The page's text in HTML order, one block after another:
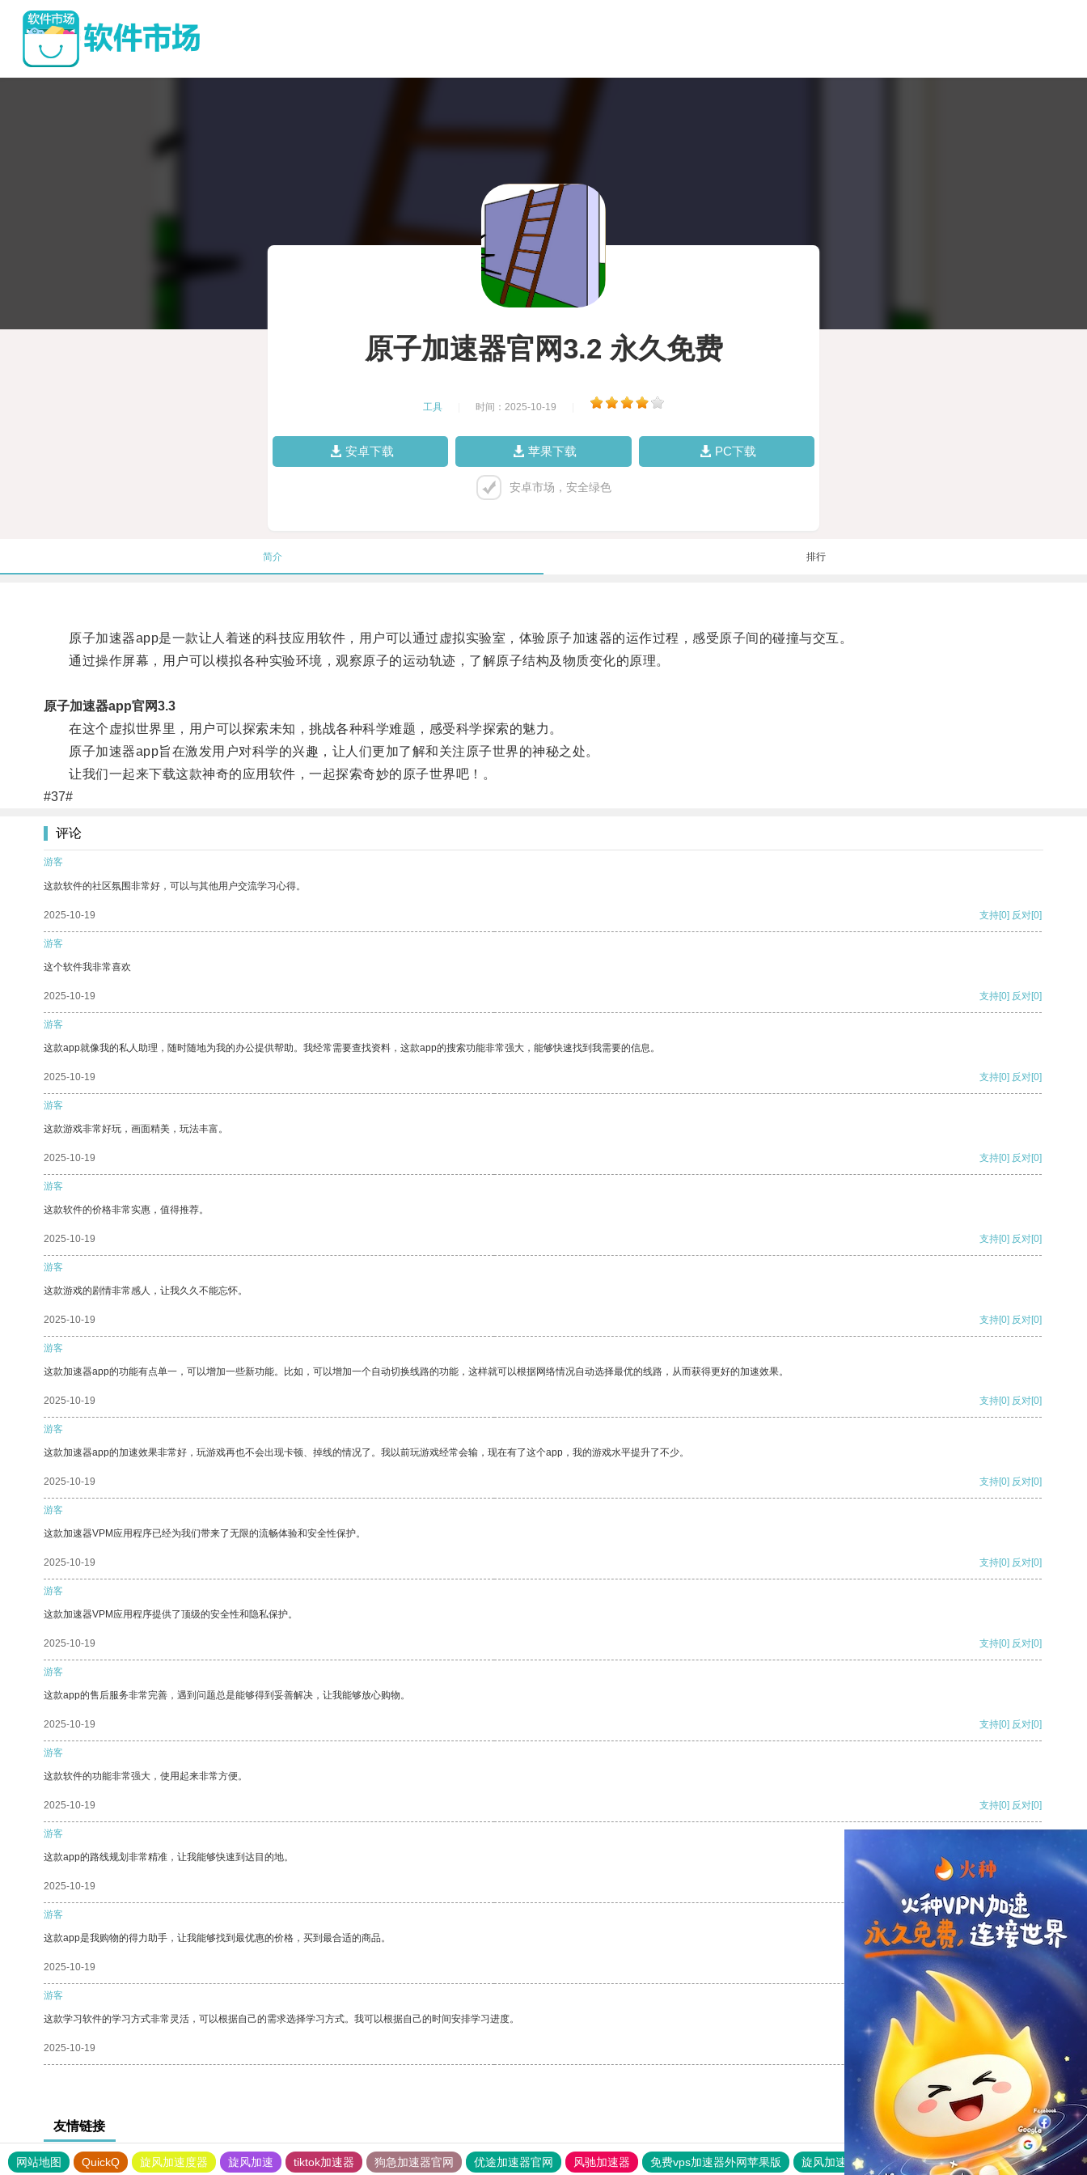
原子加速器官网3.2 永久免费
工具 时间：2025-10-19
安卓下载 苹果下载 PC下载
安卓市场，安全绿色
简介 排行
原子加速器app是一款让人着迷的科技应用软件，用户可以通过虚拟实验室，体验原子加速器的运作过程，感受原子间的碰撞与交互。
通过操作屏幕，用户可以模拟各种实验环境，观察原子的运动轨迹，了解原子结构及物质变化的原理。
原子加速器app官网3.3
在这个虚拟世界里，用户可以探索未知，挑战各种科学难题，感受科学探索的魅力。
原子加速器app旨在激发用户对科学的兴趣，让人们更加了解和关注原子世界的神秘之处。
让我们一起来下载这款神奇的应用软件，一起探索奇妙的原子世界吧！。
#37#
评论
游客
这款软件的社区氛围非常好，可以与其他用户交流学习心得。
2025-10-19 支持[0] 反对[0]
游客
这个软件我非常喜欢
2025-10-19 支持[0] 反对[0]
游客
这款app就像我的私人助理，随时随地为我的办公提供帮助。我经常需要查找资料，这款app的搜索功能非常强大，能够快速找到我需要的信息。
2025-10-19 支持[0] 反对[0]
游客
这款游戏非常好玩，画面精美，玩法丰富。
2025-10-19 支持[0] 反对[0]
游客
这款软件的价格非常实惠，值得推荐。
2025-10-19 支持[0] 反对[0]
游客
这款游戏的剧情非常感人，让我久久不能忘怀。
2025-10-19 支持[0] 反对[0]
游客
这款加速器app的功能有点单一，可以增加一些新功能。比如，可以增加一个自动切换线路的功能，这样就可以根据网络情况自动选择最优的线路，从而获得更好的加速效果。
2025-10-19 支持[0] 反对[0]
游客
这款加速器app的加速效果非常好，玩游戏再也不会出现卡顿、掉线的情况了。我以前玩游戏经常会输，现在有了这个app，我的游戏水平提升了不少。
2025-10-19 支持[0] 反对[0]
游客
这款加速器VPM应用程序已经为我们带来了无限的流畅体验和安全性保护。
2025-10-19 支持[0] 反对[0]
游客
这款加速器VPM应用程序提供了顶级的安全性和隐私保护。
2025-10-19 支持[0] 反对[0]
游客
这款app的售后服务非常完善，遇到问题总是能够得到妥善解决，让我能够放心购物。
2025-10-19 支持[0] 反对[0]
游客
这款软件的功能非常强大，使用起来非常方便。
2025-10-19 支持[0] 反对[0]
游客
这款app的路线规划非常精准，让我能够快速到达目的地。
2025-10-19
游客
这款app是我购物的得力助手，让我能够找到最优惠的价格，买到最合适的商品。
2025-10-19 反对
游客
这款学习软件的学习方式非常灵活，可以根据自己的需求选择学习方式。我可以根据自己的时间安排学习进度。
2025-10-19 反对[0]
友情链接
网站地图 QuickQ 旋风加速度器 旋风加速 tiktok加速器 狗急加速器官网 优途加速器官网 风驰加速器 免费vps加速器外网苹果版 旋风加速度器 快连加速器